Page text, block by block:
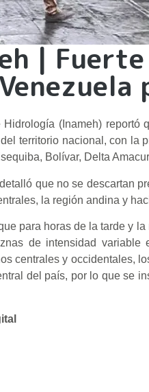
|
(Inameh)
territorio nacional, con
Bolívar, Delta
que no se descartan
la región andina y
para horas de la tarde y
de intensidad
centrales y occidentales,
del país, por lo que se